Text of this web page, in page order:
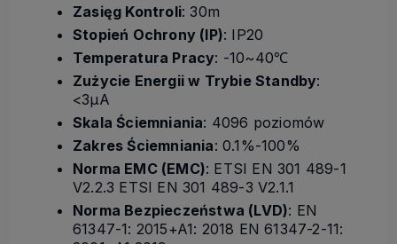
Zasięg Kontroli: 30m
Stopień Ochrony (IP): IP20
Temperatura Pracy: -10~40℃
Zużycie Energii w Trybie Standby:
<3µA
Skala Ściemniania: 4096 poziomów
Zakres Ściemniania: 0.1%-100%
Norma EMC (EMC): ETSI EN 301 489-1
V2.2.3 ETSI EN 301 489-3 V2.1.1
Norma Bezpieczeństwa (LVD): EN
61347-1: 2015+A1: 2018 EN 61347-2-11: